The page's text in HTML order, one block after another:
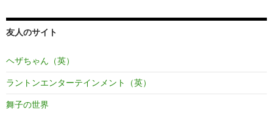
友人のサイト
ヘザちゃん（英）
ラントンエンターテインメント（英）
舞子の世界